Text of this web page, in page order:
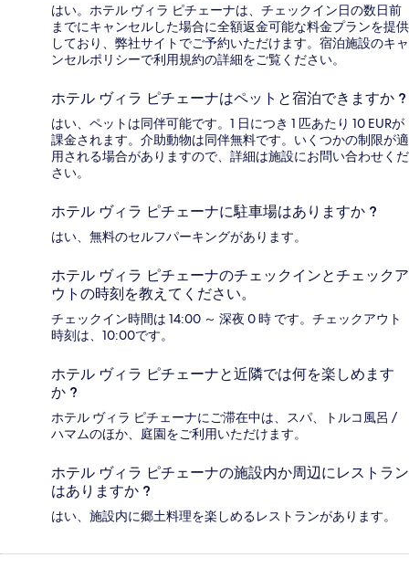
はい。ホテル ヴィラ ピチェーナは、チェックイン日の数日前
までにキャンセルした場合に全額返金可能な料金プランを提供
しており、弊社サイトでご予約いただけます。宿泊施設のキャ
ンセルポリシーで利用規約の詳細をご覧ください。
ホテル ヴィラ ピチェーナはペットと宿泊できますか ?
はい、ペットは同伴可能です。1 日につき 1 匹あたり 10 EURが
課金されます。介助動物は同伴無料です。いくつかの制限が適
用される場合がありますので、詳細は施設にお問い合わせくだ
さい。
ホテル ヴィラ ピチェーナに駐車場はありますか ?
はい、無料のセルフパーキングがあります。
ホテル ヴィラ ピチェーナのチェックインとチェックア
ウトの時刻を教えてください。
チェックイン時間は 14:00 ～ 深夜 0 時 です。チェックアウト
時刻は、10:00です。
ホテル ヴィラ ピチェーナと近隣では何を楽しめます
か ?
ホテル ヴィラ ピチェーナにご滞在中は、スパ、トルコ風呂 /
ハマムのほか、庭園をご利用いただけます。
ホテル ヴィラ ピチェーナの施設内か周辺にレストラン
はありますか ?
はい、施設内に郷土料理を楽しめるレストランがあります。